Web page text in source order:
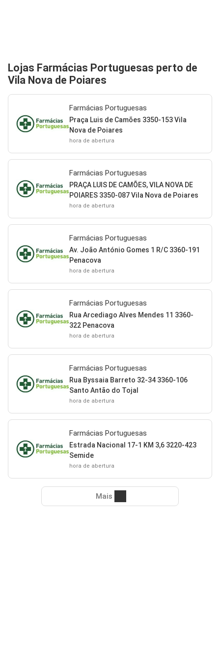
Lojas Farmácias Portuguesas perto de
Vila Nova de Poiares
Farmácias Portuguesas
Praça Luis de Camões 3350-153 Vila
Nova de Poiares
hora de abertura
Farmácias Portuguesas
PRAÇA LUIS DE CAMÕES, VILA NOVA DE
POIARES 3350-087 Vila Nova de Poiares
hora de abertura
Farmácias Portuguesas
Av. João António Gomes 1 R/C 3360-191
Penacova
hora de abertura
Farmácias Portuguesas
Rua Arcediago Alves Mendes 11 3360-
322 Penacova
hora de abertura
Farmácias Portuguesas
Rua Byssaia Barreto 32-34 3360-106
Santo Antão do Tojal
hora de abertura
Farmácias Portuguesas
Estrada Nacional 17-1 KM 3,6 3220-423
Semide
hora de abertura
Mais